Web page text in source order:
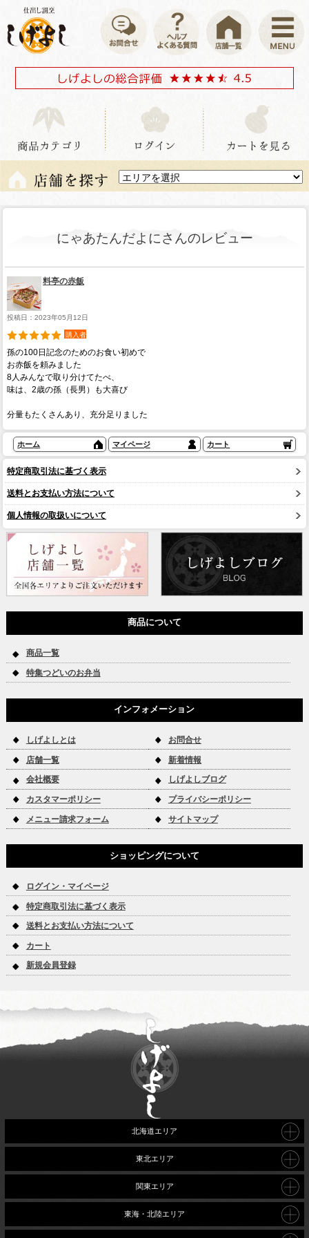
にゃあたんだよにさんのレビュー
料亭の赤飯
投稿日：2023年05月12日
購入者
孫の100日記念のためのお食い初めで
お赤飯を頼みました
8人みんなで取り分けてたべ、
味は、2歳の孫（長男）も大喜び
分量もたくさんあり、充分足りました
ホーム マイページ カート
特定商取引法に基づく表示
送料とお支払い方法について
個人情報の取扱いについて
商品について
商品一覧
特集つどいのお弁当
インフォメーション
しげよしとは お問合せ
店舗一覧 新着情報
会社概要 しげよしブログ
カスタマーポリシー プライバシーポリシー
メニュー請求フォーム サイトマップ
ショッピングについて
ログイン・マイページ
特定商取引法に基づく表示
送料とお支払い方法について
カート
新規会員登録
北海道エリア
東北エリア
関東エリア
東海・北陸エリア